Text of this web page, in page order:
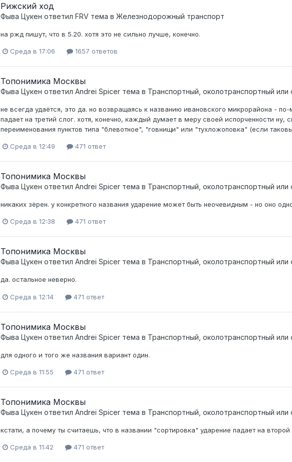
Рижский ход
Фыва Цукен ответил FRV тема в Железнодорожный транспорт
на ржд пишут, что в 5.20. хотя это не сильно лучше, конечно.
Среда в 17:06 1657 ответов
Топонимика Москвы
Фыва Цукен ответил Andrei Spicer тема в Транспортный, околотранспортный
не всегда удаётся, это да. но возвращаясь к названию ивановского микрорайона -
падает на третий слог. хотя, конечно, каждый думает в меру своей испорченности ну,
переименования пунктов типа "блевотное", "говнищи" или "тухложоповка" (если
Среда в 12:49 471 ответ
Топонимика Москвы
Фыва Цукен ответил Andrei Spicer тема в Транспортный, околотранспортный
никаких зёрен. у конкретного названия ударение может быть неочевидным - но оно
Среда в 12:38 471 ответ
Топонимика Москвы
Фыва Цукен ответил Andrei Spicer тема в Транспортный, околотранспортный
да. остальное неверно.
Среда в 12:14 471 ответ
Топонимика Москвы
Фыва Цукен ответил Andrei Spicer тема в Транспортный, околотранспортный
для одного и того же названия вариант один.
Среда в 11:55 471 ответ
Топонимика Москвы
Фыва Цукен ответил Andrei Spicer тема в Транспортный, околотранспортный
кстати, а почему ты считаешь, что в названии "сортировка" ударение падает на второй
Среда в 11:42 471 ответ